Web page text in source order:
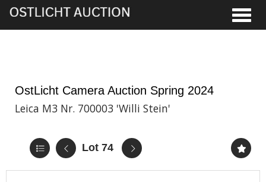
OstLicht Camera Auction Spring 2024
Leica M3 Nr. 700003 'Willi Stein'
Lot 74